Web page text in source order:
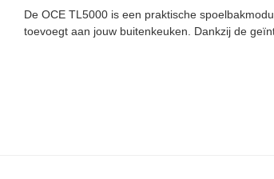
De OCE TL5000 is een praktische
toevoegt aan jouw buitenkeuken. Dankzij de